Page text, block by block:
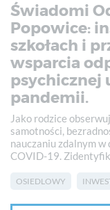
Świadomi
Popowice:
szkołach i
wsparcia
psychicznej
pandemii.
Jako rodzice
samotności,
nauczaniu zdalnym
COVID-19.
OSIEDLOWY